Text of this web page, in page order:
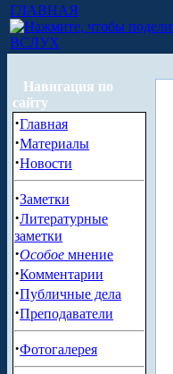
ГЛАВНАЯ
ВСЛУХ
Навигация по
сайту
·Главная
·Материалы
·Новости
·Заметки
·Литературные
заметки
·Особое мнение
·Комментарии
·Публичные дела
·Преподаватели
·Фотогалерея